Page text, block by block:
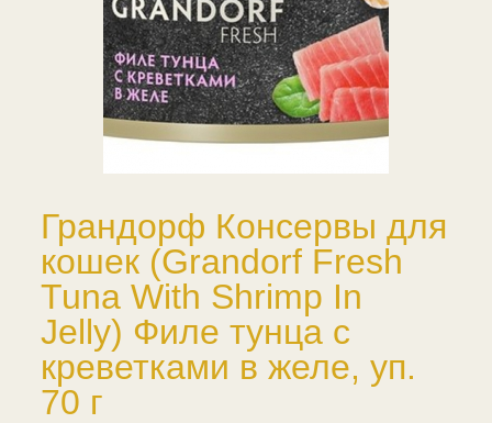
Грандорф Консервы для
кошек (Grandorf Fresh
Tuna With Shrimp In
Jelly) Филе тунца с
креветками в желе, уп.
70 г